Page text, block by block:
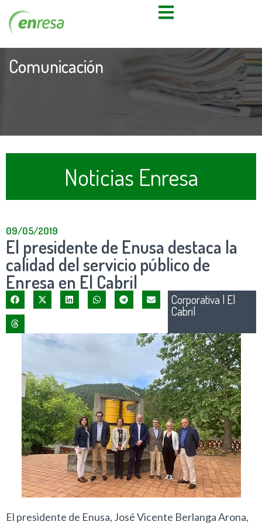
Comunicación
Noticias Enresa
09/05/2019
El presidente de Enusa destaca la
calidad del servicio público de
Enresa en El Cabril
Corporativa | El
Cabril
El presidente de Enusa, José Vicente Berlanga Arona,